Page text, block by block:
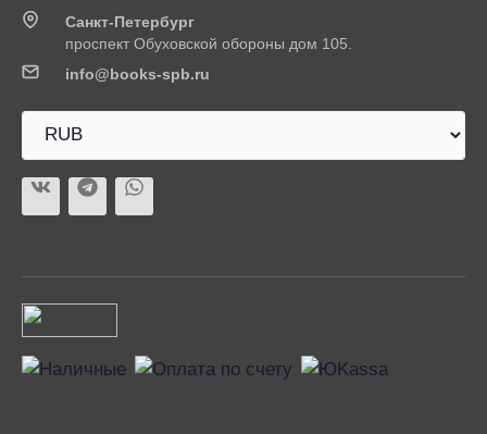
Санкт-Петербург
проспект Обуховской обороны дом 105.
info@books-spb.ru